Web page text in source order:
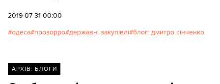
2019-07-31 00:00
одеса прозорро державні закупівлі блог: дмитро сінченко
АРХІВ: БЛОГИ